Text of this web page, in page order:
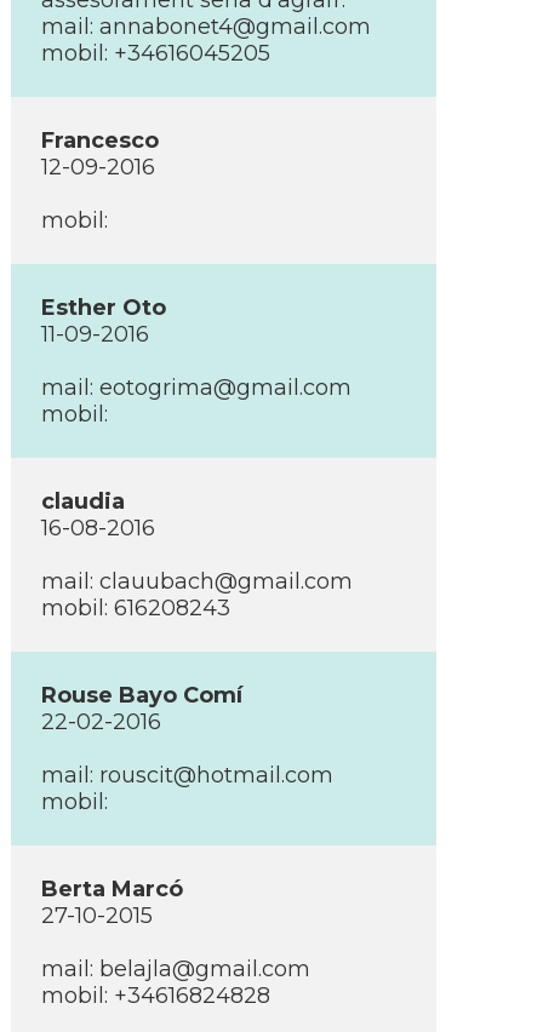
mail: annabonet4@gmail.com
mobil: +34616045205
Francesco
12-09-2016
mobil:
Esther Oto
11-09-2016
mail: eotogrima@gmail.com
mobil:
claudia
16-08-2016
mail: clauubach@gmail.com
mobil: 616208243
Rouse Bayo Comí­
22-02-2016
mail: rouscit@hotmail.com
mobil:
Berta Marcó
27-10-2015
mail: belajla@gmail.com
mobil: +34616824828